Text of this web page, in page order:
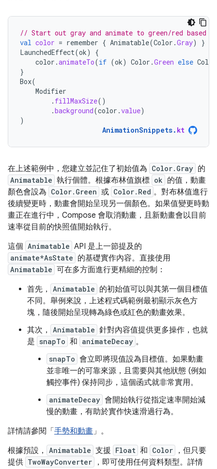
// Start out gray and animate to green/red based
val color = remember { Animatable(Color .Gray)
}
LaunchedEffect(ok)
{
color .animateTo(if (ok) Color .Green else Color
}
Box(
Modifier
. fillMaxSize()
.background(color .value)
)
AnimationSnippets. kt
在上述範例中，您建立並記住了初始值為 Color.Gray 的
Animatable 執行個體。根據布林值旗標 ok 的值，動畫
顏色會設為 Color.Green 或 Color.Red 。對布林值進行
後續變更時，動畫會開始呈現另一個顏色。如果值變更時動
畫正在進行中，Compose 會取消動畫，且新動畫會以目前
速率從目前的快照值開始執行。
這個 Animatable API 是上一節提及的
animate*AsState 的基礎實作內容。直接使用
Animatable 可在多方面進行更精細的控制：
首先，
Animatable 的初始值可以與其第一個目標值
不同。舉例來說，上述程式碼範例最初顯示灰色方
塊，隨後開始呈現轉為綠色或紅色的動畫效果。
其次，
Animatable 針對內容值提供更多操作，也就
是 snapTo 和 animateDecay 。
snapTo 會立即將現值設為目標值。如果動畫
並非唯一的可靠來源，且需要與其他狀態 (例如
觸控事件) 保持同步，這個函式就非常實用。
animateDecay 會開始執行從指定速率開始減
慢的動畫，有助於實作快速滑過行為。
詳情請參閱「 手勢和動畫」。
根據預設，
Animatable 支援 Float 和 Color
，但只要
提供 TwoWayConverter ，即可使用任何資料類型。詳情